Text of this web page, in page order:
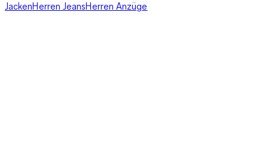
JackenHerren JeansHerren Anzüge